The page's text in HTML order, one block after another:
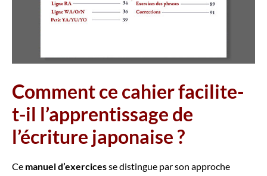
Comment ce cahier facilite-
t-il l’apprentissage de
l’écriture japonaise ?
Ce manuel d’exercicesse distingue par son approche